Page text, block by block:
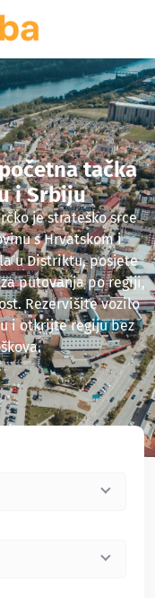
tačka
i Srbiju
je strateško srce
s Hrvatskom i
u Distriktu, posjete
putovanja po regiji,
Rezervišite vozilo
i otkrijte regiju bez